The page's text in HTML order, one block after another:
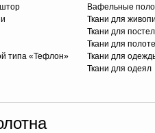
типа «Тефлон»
Вафельные
Ткани для
Ткани для
Ткани для
Ткани для
Ткани для одеял